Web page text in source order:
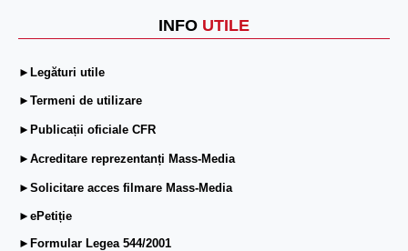
INFO UTILE
►Legături utile
►Termeni de utilizare
►Publicații oficiale CFR
►Acreditare reprezentanți Mass-Media
►Solicitare acces filmare Mass-Media
►ePetiție
►Formular Legea 544/2001